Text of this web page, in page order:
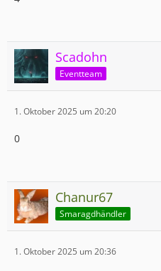
Scadohn
Eventteam
1. Oktober 2025 um 20:20
0
Chanur67
Smaragdhändler
1. Oktober 2025 um 20:36